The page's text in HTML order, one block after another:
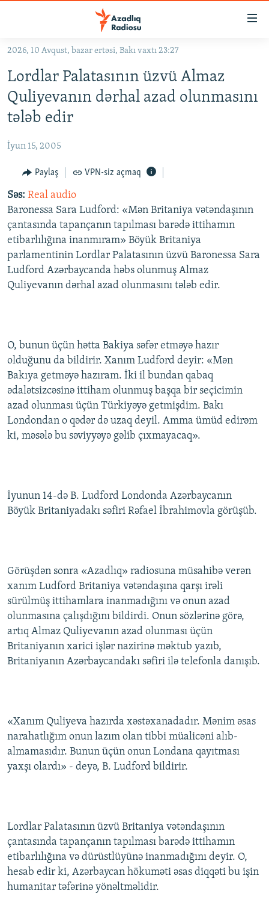
Əsas
qayıt
Əsas
naviqasiyaya
qayıt
Axtarışa
keç
KORRUPSIOMETR
FƏRQƏ BAX
QANUNI DOĞRU
ARAŞDIRMA
MULTIMEDIA
VIDEO
FOTOQALEREYA
İNFOQRAFIKA
RADIO ARXIV
OXU ZALI
AZƏRBAYCAN ƏDƏBIYYATI KITABXANASI
HAQQIMIZDA
MISSIYAMIZ
AZADLIQRADIOSU MOBIL TELEFONUNUZDA
BIZIMLƏ ƏLAQƏ
XƏBƏR BÜLLETENLƏRIMIZ
BIZI IZLƏ
RFE/RL-in bütün saytları
2026, 10 Avqust, bazar ertəsi, Bakı vaxtı 23:27
Lordlar Palatasının üzvü Almaz
Quliyevanın dərhal azad olunmasını
tələb edir
İyun 15, 2005
Paylaş VPN-siz açmaq
Səs: Real audio
Baronessa Sara Ludford: «Mən Britaniya vətəndaşının
çantasında tapançanın tapılması barədə ittihamın
etibarlılığına inanmıram» Böyük Britaniya
parlamentinin Lordlar Palatasının üzvü Baronessa Sara
Ludford Azərbaycanda həbs olunmuş Almaz
Quliyevanın dərhal azad olunmasını tələb edir.
O, bunun üçün hətta Bakiya səfər etməyə hazır
olduğunu da bildirir. Xanım Ludford deyir: «Mən
Bakıya getməyə hazıram. İki il bundan qabaq
ədalətsizcəsinə ittiham olunmuş başqa bir seçicimin
azad olunması üçün Türkiyəyə getmişdim. Bakı
Londondan o qədər də uzaq deyil. Amma ümüd edirəm
ki, məsələ bu səviyyəyə gəlib çıxmayacaq».
İyunun 14-də B. Ludford Londonda Azərbaycanın
Böyük Britaniyadakı səfiri Rəfael İbrahimovla görüşüb.
Görüşdən sonra «Azadlıq» radiosuna müsahibə verən
xanım Ludford Britaniya vətəndaşına qarşı irəli
sürülmüş ittihamlara inanmadığını və onun azad
olunmasına çalışdığını bildirdi. Onun sözlərinə görə,
artıq Almaz Quliyevanın azad olunması üçün
Britaniyanın xarici işlər nazirinə məktub yazıb,
Britaniyanın Azərbaycandakı səfiri ilə telefonla danışıb.
«Xanım Quliyeva hazırda xəstəxanadadır. Mənim əsas
narahatlığım onun lazım olan tibbi müalicəni alıb-
almamasıdır. Bunun üçün onun Londana qayıtması
yaxşı olardı» - deyə, B. Ludford bildirir.
Lordlar Palatasının üzvü Britaniya vətəndaşının
çantasında tapançanın tapılması barədə ittihamın
etibarlılığına və dürüstlüyünə inanmadığını deyir. O,
hesab edir ki, Azərbaycan hökuməti əsas diqqəti bu işin
humanitar təfərinə yönəltməlidir.